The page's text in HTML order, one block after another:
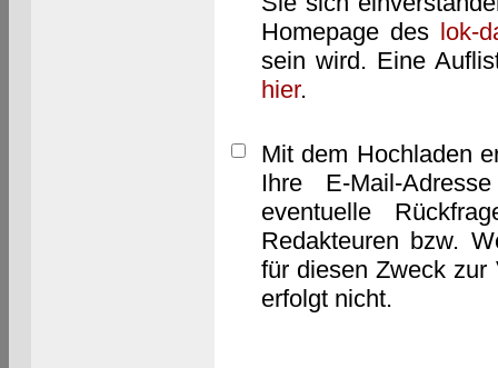
Homepage des lok-
sein wird. Eine
hier.
Mit dem Hochladen
Ihre E-Mail-
eventuelle
Redakteuren bzw.
für diesen Zweck zur
erfolgt nicht.